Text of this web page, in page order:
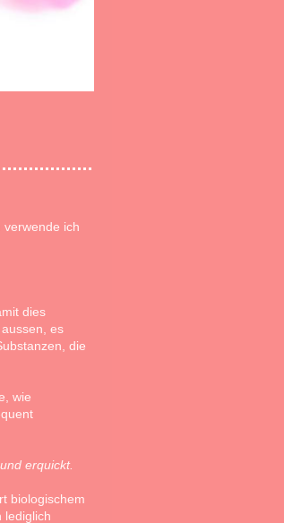
ich
dies
es
die
wie
erquickt.
biologischem
lediglich